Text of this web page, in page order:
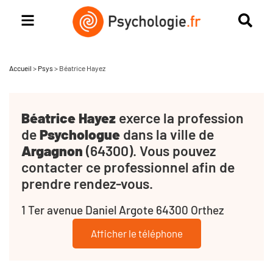
Accueil > Psys > Béatrice Hayez
Béatrice Hayez exerce la profession
dePsychologue dans la ville de
Argagnon (64300). Vous pouvez
contacter ce professionnel afin de
prendre rendez-vous.
1 Ter avenue Daniel Argote 64300 Orthez
Afficher le téléphone